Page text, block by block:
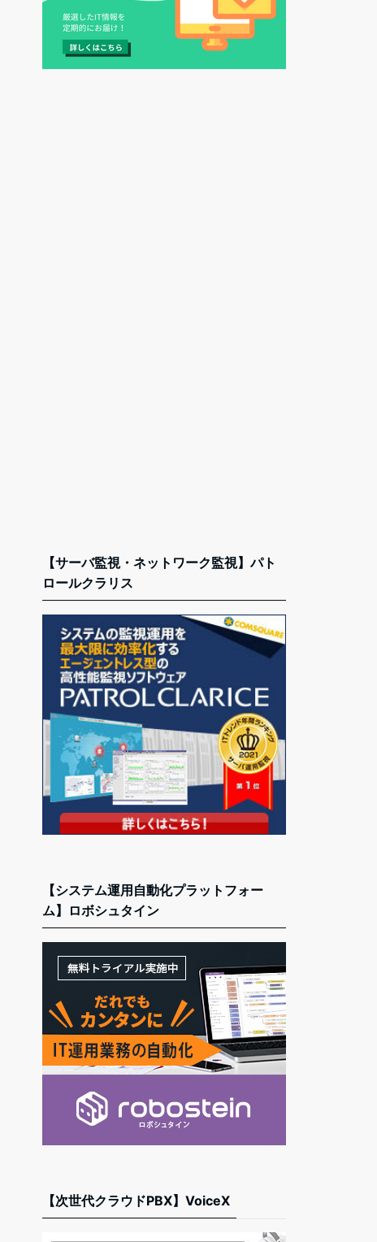
【サーバ監視・ネットワーク監視】パト
ロールクラリス
【システム運用自動化プラットフォー
ム】ロボシュタイン
【次世代クラウドPBX】VoiceX